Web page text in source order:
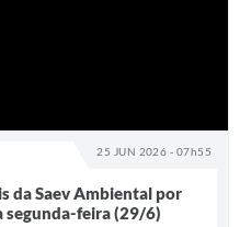
25 JUN 2026 - 07h55
da Saev Ambiental por
segunda-feira (29/6)